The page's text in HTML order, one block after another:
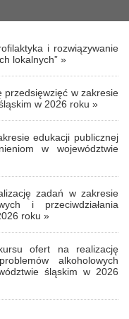
i rozwiązywanie
lokalnych” »
przedsięwzięć w zakresie
w 2026 roku »
edukacji publicznej
w województwie
zadań w zakresie
i przeciwdziałania
roku »
ofert na realizację
alkoholowych
śląskim w 2026